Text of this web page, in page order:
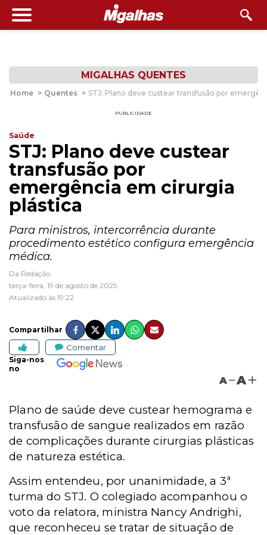
MIGALHAS QUENTES
Home > Quentes > STJ: Plano deve custear transfusão por
PUBLICIDADE
Saúde
STJ: Plano deve custear
transfusão por
emergência em cirurgia
plástica
Para ministros, intercorrência durante
procedimento estético configura emergência
médica.
Da Redação
terça-feira, 19 de agosto de 2025
Atualizado às 19:22
Compartilhar
Comentar
Siga-nos
no
A A
Plano de saúde deve custear hemograma e
transfusão de sangue realizados em razão
de complicações durante cirurgias plásticas
de natureza estética.
Assim entendeu, por unanimidade, a 3ª
turma do STJ. O colegiado acompanhou o
voto da relatora, ministra Nancy Andrighi,
que reconheceu se tratar de situação de